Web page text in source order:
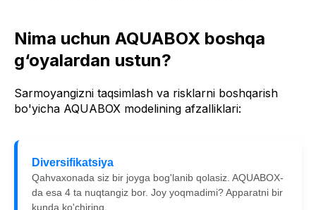
Nima uchun AQUABOX boshqa
g‘oyalardan ustun?
Sarmoyangizni taqsimlash va risklarni boshqarish
bo'yicha AQUABOX modelining afzalliklari:
Diversifikatsiya
Qahvaxonada siz bir joyga bog'lanib qolasiz. AQUABOX-
da esa 4 ta nuqtangiz bor. Joy yoqmadimi? Apparatni bir
kunda ko'chiring.